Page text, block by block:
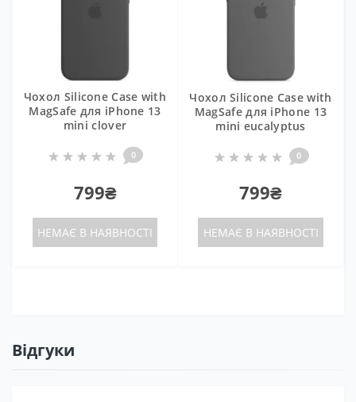
Чохол Silicone Case with
MagSafe для iPhone 13
mini clover
0
799₴
НЕМАЄ В НАЯВНОСТІ
Чохол Silicone Case with
MagSafe для iPhone 13
mini eucalyptus
0
799₴
НЕМАЄ В НАЯВНОСТІ
Відгуки